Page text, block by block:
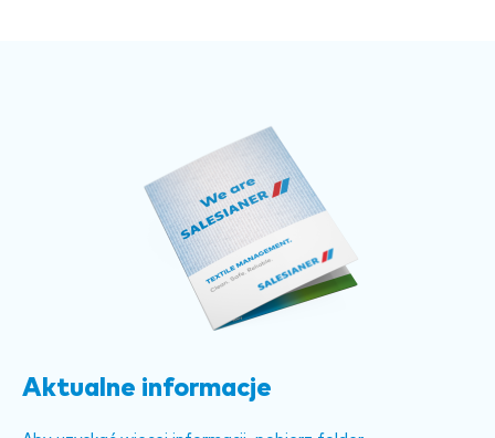
Aktualne informacje